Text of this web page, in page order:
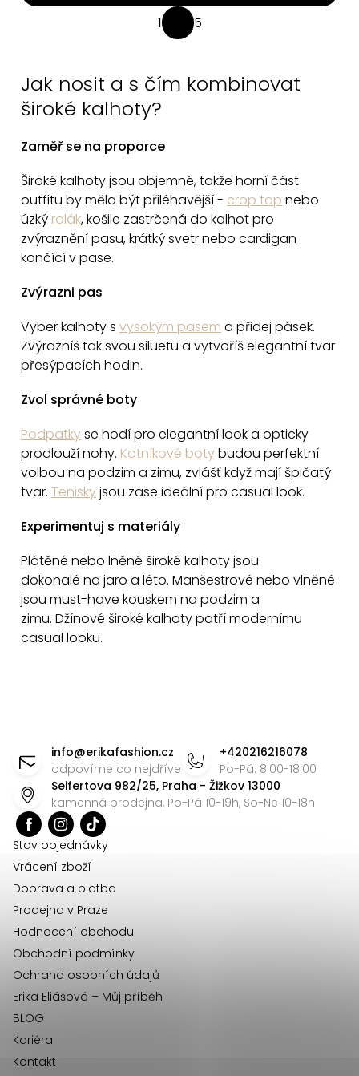
O
v
á
p
r
v
k
p
á
á
n
í
1 5
Jak nosit a s čím kombinovat
široké kalhoty?
Zaměř se na proporce
Široké kalhoty jsou objemné, takže horní část
outfitu by měla být přiléhavější - crop top nebo
úzký rolák, košile zastrčená do kalhotpro
zvýraznění pasu, krátký svetrnebo cardigan
končící v pase.
Zvýrazni pas
Vyber kalhoty s vysokým pasem a přidej pásek.
Zvýrazníš tak svou siluetu a vytvoříš elegantní tvar
přesýpacích hodin.
Zvol správné boty
Podpatkyse hodí pro elegantní look a opticky
prodlouží nohy. Kotníkové botybudou perfektní
volbou na podzim a zimu, zvlášť když mají špičatý
tvar. Teniskyjsou zase ideální pro casual look.
Experimentuj s materiály
Plátěné nebo lněné široké kalhoty jsou
dokonalé na jaro a léto. Manšestrové nebo vlněné
jsou must-have kouskem na podzim a
zimu. Džínové široké kalhoty patřímodernímu
casual looku.
info@erikafashion.cz
odpovíme co nejdříve
+420216216078
Po-Pá: 8:00-18:00
Seifertova 982/25, Praha - Žižkov 13000
kamenná prodejna, Po-Pá 10-19h, So-Ne 10-18h
Stav objednávky
Vrácení zboží
Doprava a platba
Prodejna v Praze
Hodnocení obchodu
Obchodní podmínky
Ochrana osobních údajů
Erika Eliášová – Můj příběh
BLOG
Kariéra
Kontakt